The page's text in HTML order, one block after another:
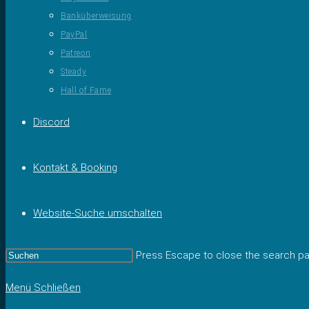
Banküberweisung
PayPal
Patreon
Steady
Hall of Fame
Discord
Kontakt & Booking
Website-Suche umschalten
Press Escape to close the search
Menü Schließen